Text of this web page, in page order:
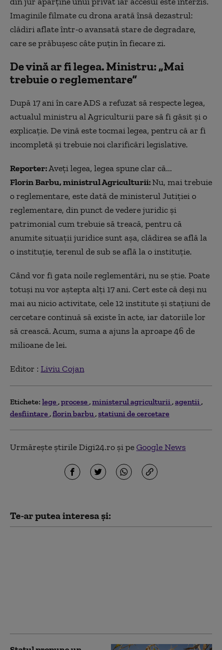
Imaginile filmate cu drona arată însă dezastrul:
clădiri aflate într-o avansată stare de degradare,
care se prăbușesc câte puțin în fiecare zi.
De vină ar fi legea. Ministru: „Mai
trebuie o reglementare”
După 17 ani în care ADS a refuzat să respecte legea,
actualul ministru al Agriculturii pare să fi găsit și o
explicație. De vină este tocmai legea, pentru că ar fi
incompletă și trebuie noi clarificări legislative.
Reporter:Aveți legea, legea spune clar că...
Florin Barbu, ministrul Agriculturii:Nu, mai trebuie
o reglementare, este dată de ministerul Jutiției o
reglementare, din punct de vedere juridic și
patrimonial cum trebuie să treacă, pentru că
anumite situații juridice sunt așa, clădirea se află la
o instituție, terenul de sub se află la o instituție.
Când vor fi gata noile reglementări, nu se știe. Poate
totuși nu vor aștepta alți 17 ani. Cert este că deși nu
mai au nicio activitate, cele 12 institute și stațiuni de
cercetare continuă să existe în acte, iar datoriile lor
să crească. Acum, suma a ajuns la aproape 46 de
milioane de lei.
Editor : Liviu Cojan
Etichete: lege procese ministerul agriculturii agentii
desfiintare florin barbu statiuni de cercetare
Urmărește știrile Digi24.ro și peGoogle News
Te-ar putea interesa și: